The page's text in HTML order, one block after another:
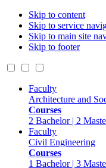
Skip to content
Skip to service
Skip to main site
Skip to footer
Faculty
Architecture and
Courses
2 Bachelor | 2
Faculty
Civil Engineering
Courses
1 Bachelor | 3